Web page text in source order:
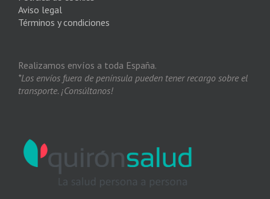
Aviso legal
Términos y condiciones
Realizamos envíos a toda España.
*Los envíos fuera de península pueden tener recargo sobre el
transporte. ¡Consúltanos!